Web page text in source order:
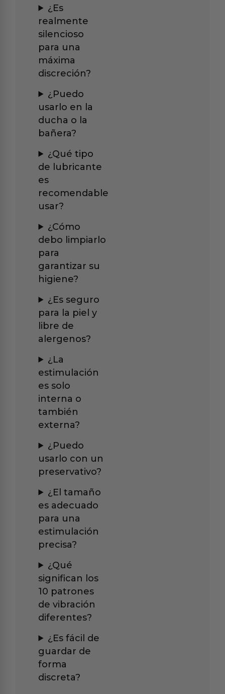
¿Es
realmente
silencioso
para una
máxima
discreción?
¿Puedo
usarlo en la
ducha o la
bañera?
¿Qué tipo
de lubricante
es
recomendable
usar?
¿Cómo
debo limpiarlo
para
garantizar su
higiene?
¿Es seguro
para la piel y
libre de
alergenos?
¿La
estimulación
es solo
interna o
también
externa?
¿Puedo
usarlo con un
preservativo?
¿El tamaño
es adecuado
para una
estimulación
precisa?
¿Qué
significan los
10 patrones
de vibración
diferentes?
¿Es fácil de
guardar de
forma
discreta?